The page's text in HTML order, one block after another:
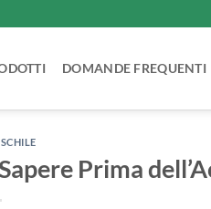
DOMANDE FREQUENTI
Prima